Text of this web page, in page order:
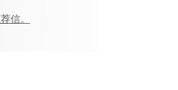
信。